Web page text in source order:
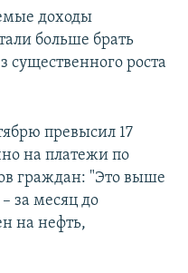
доходы
больше брать
существенного роста
превысил 17
на платежи по
граждан: "Это выше
за месяц до
на нефть,